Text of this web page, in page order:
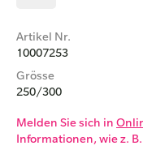
Artikel Nr.
10007253
Grösse
250/300
Melden Sie sich in
Informationen, wie z.